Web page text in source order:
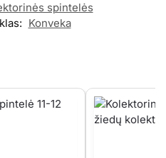
spintelės
Konveka